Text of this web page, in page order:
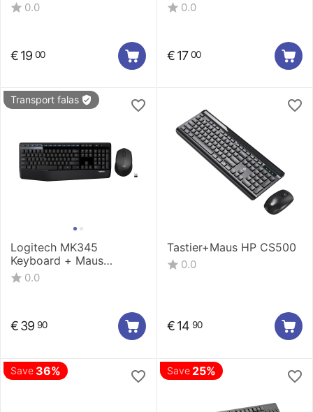
0.0
€19 00
0.0
€17 00
Transport falas
Logitech MK345
Keyboard + Maus
Wireless Combo
0.0
€39 90
Tastier+Maus HP CS500
0.0
€14 90
Save 36% Save 25%